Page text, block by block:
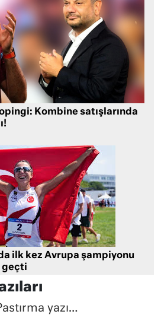
Kombine satışlarında
ilk kez Avrupa şampiyonu
geçti
yazı…